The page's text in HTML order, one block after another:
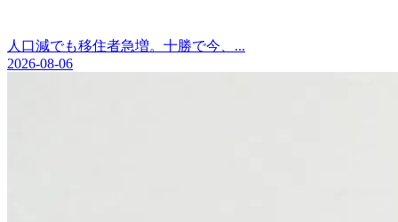
人口減でも移住者急増。十勝で今、...
2026-08-06